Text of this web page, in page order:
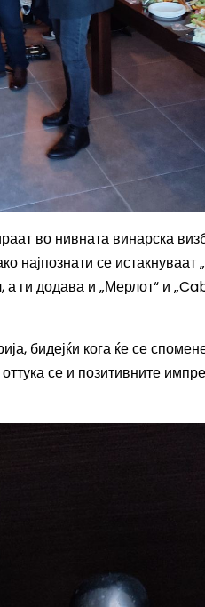
во нивната винарска
најпознати се истакнуваат
а ги додава и „Мерлот“ и „
бидејќи кога ќе се
се и позитивните